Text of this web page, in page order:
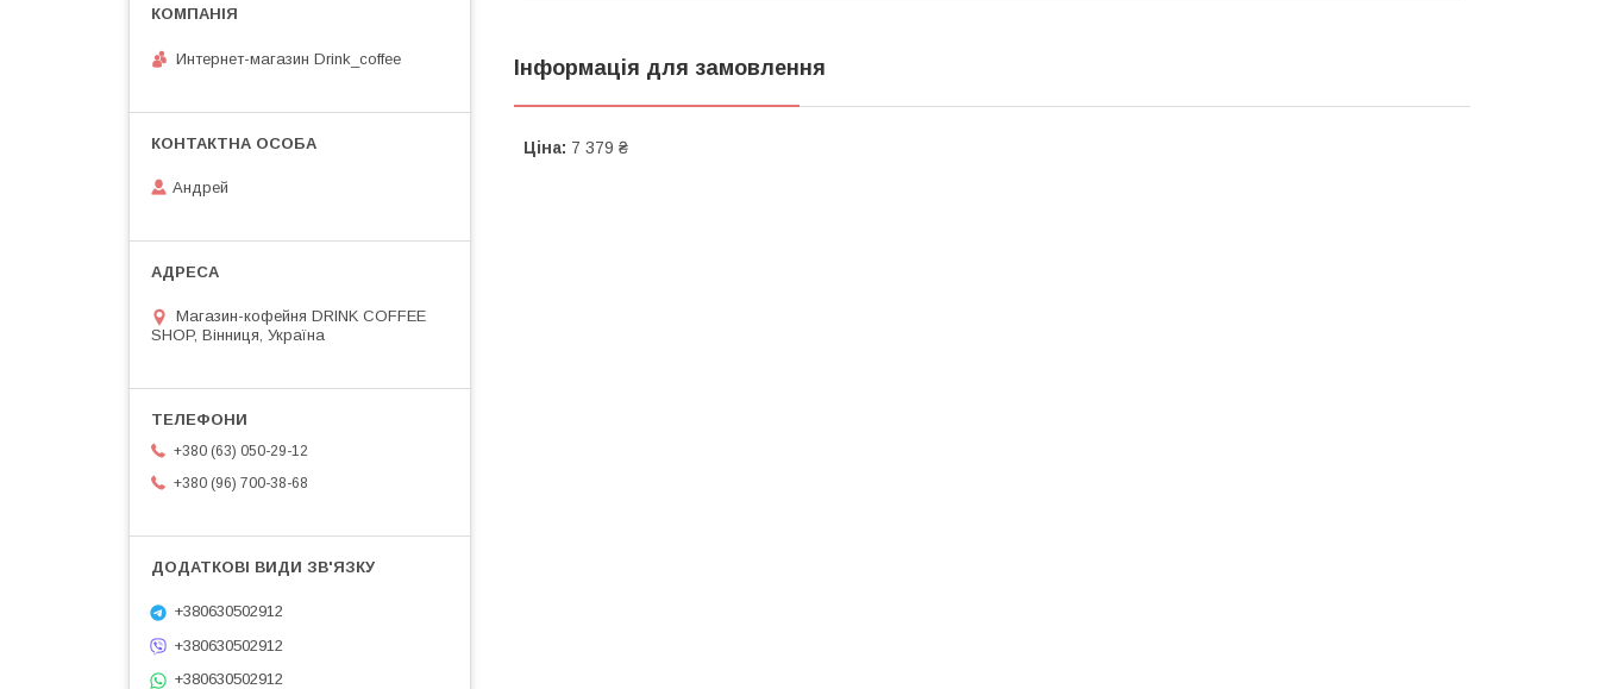
Інформація для замовлення
Ціна: 7 379 ₴
Интернет-магазин Drink_coffee
Андрей
Магазин-кофейня DRINK COFFEE
SHOP, Вінниця, Україна
+380 (63) 050-29-12
+380 (96) 700-38-68
+380630502912
+380630502912
+380630502912